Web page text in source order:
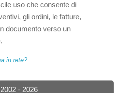
uso che consente di
gli ordini, le fatture,
documento verso un
in rete?
2002 - 2026